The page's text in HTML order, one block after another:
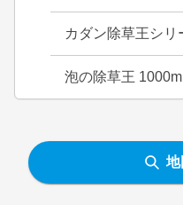
カダン除草王シリ
泡の除草王
地